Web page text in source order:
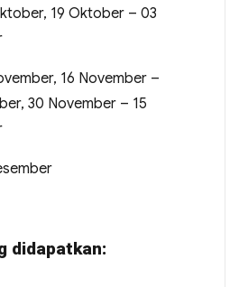
19 Oktober – 03
16 November –
30 November – 15
didapatkan: